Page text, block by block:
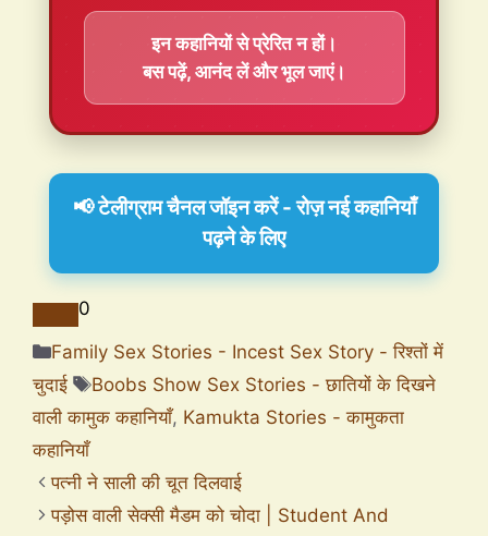
इन कहानियों से प्रेरित न हों।
बस पढ़ें, आनंद लें और भूल जाएं।
📢 टेलीग्राम चैनल जॉइन करें - रोज़ नई कहानियाँ
पढ़ने के लिए
0
Family Sex Stories - Incest Sex Story - रिश्तों में
चुदाई
Boobs Show Sex Stories - छातियों के दिखने
वाली कामुक कहानियाँ, Kamukta Stories - कामुकता
कहानियाँ
पत्नी ने साली की चूत दिलवाई
पड़ोस वाली सेक्सी मैडम को चोदा | Student And